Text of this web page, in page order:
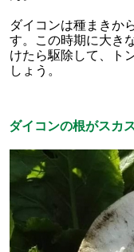
ダイコンは種まきか
す。この時期に大き
けたら駆除して、ト
しょう。
ダイコンの根がスカ